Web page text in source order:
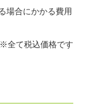
場合にかかる費用
※全て税込価格です